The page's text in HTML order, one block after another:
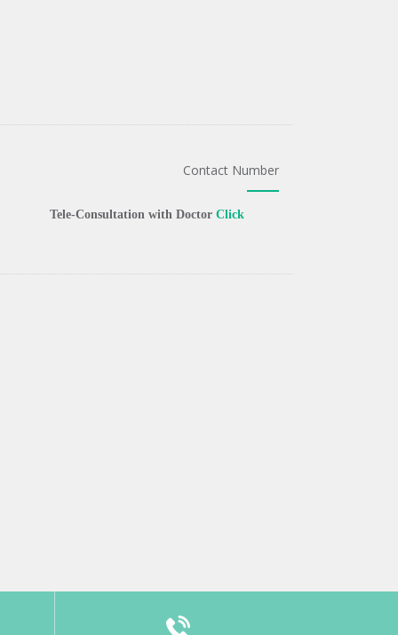
Contact Number
Tele-Consultation with Doctor Click